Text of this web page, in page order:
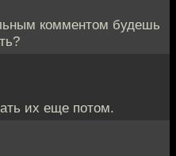
комментом будешь
их еще потом.